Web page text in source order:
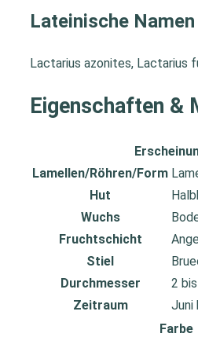
Lateinische Namen
Lactarius azonites, Lactarius
Eigenschaften &
Lamellen/Röhren/Form
Hut
Wuchs
Fruchtschicht
Stiel
Durchmesser
2
Zeitraum
Juni
Farbe